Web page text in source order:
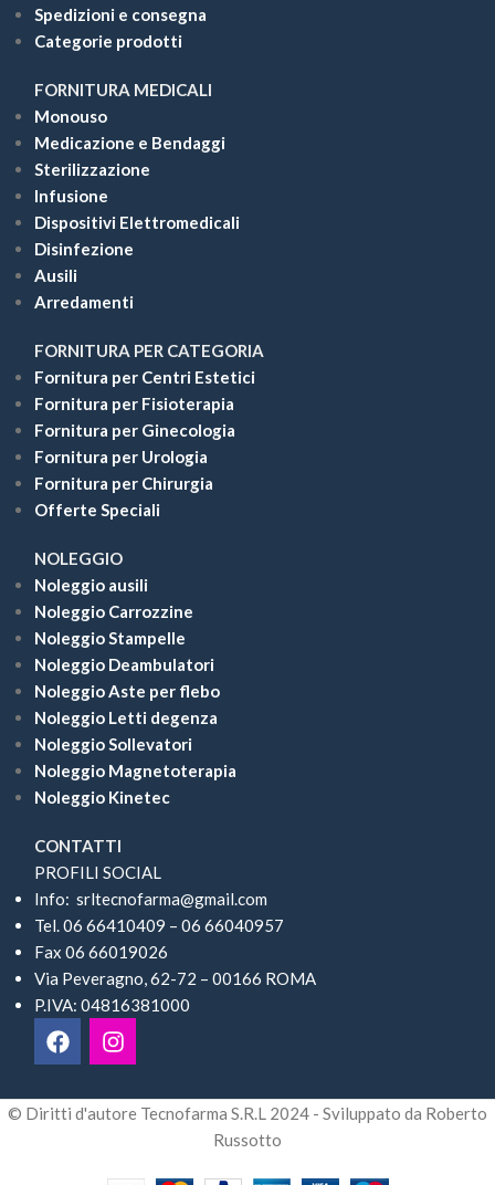
Spedizioni e consegna
Categorie prodotti
FORNITURA MEDICALI
Monouso
Medicazione e Bendaggi
Sterilizzazione
Infusione
Dispositivi Elettromedicali
Disinfezione
Ausili
Arredamenti
FORNITURA PER CATEGORIA
Fornitura per Centri Estetici
Fornitura per Fisioterapia
Fornitura per Ginecologia
Fornitura per Urologia
Fornitura per Chirurgia
Offerte Speciali
NOLEGGIO
Noleggio ausili
Noleggio Carrozzine
Noleggio Stampelle
Noleggio Deambulatori
Noleggio Aste per flebo
Noleggio Letti degenza
Noleggio Sollevatori
Noleggio Magnetoterapia
Noleggio Kinetec
CONTATTI
PROFILI SOCIAL
Info: srltecnofarma@gmail.com
Tel. 06 66410409 – 06 66040957
Fax 06 66019026
Via Peveragno, 62-72 – 00166 ROMA
P.IVA: 04816381000
© Diritti d'autore Tecnofarma S.R.L 2024 - Sviluppato da Roberto
Russotto